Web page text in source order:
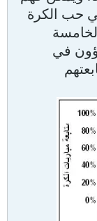
حب الكرة
30 سنة يبدؤون في